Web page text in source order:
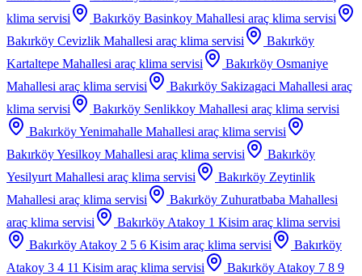
klima servisi
Bakırköy Basinkoy Mahallesi araç klima servisi
Bakırköy Cevizlik Mahallesi araç klima servisi
Bakırköy
Kartaltepe Mahallesi araç klima servisi
Bakırköy Osmaniye
Mahallesi araç klima servisi Bakırköy Sakizagaci Mahallesi araç
klima servisi
Bakırköy Senlikkoy Mahallesi araç klima servisi
Bakırköy Yenimahalle Mahallesi araç klima servisi
Bakırköy Yesilkoy Mahallesi araç klima servisi
Bakırköy
Yesilyurt Mahallesi araç klima servisi
Bakırköy Zeytinlik
Mahallesi araç klima servisi
Bakırköy Zuhuratbaba Mahallesi
araç klima servisi
Bakırköy Atakoy 1 Kisim araç klima servisi
Bakırköy Atakoy 2 5 6 Kisim araç klima servisi
Bakırköy
Atakoy 3 4 11 Kisim araç klima servisi
Bakırköy Atakoy 7 8 9